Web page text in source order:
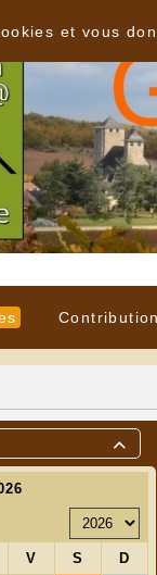

et vous